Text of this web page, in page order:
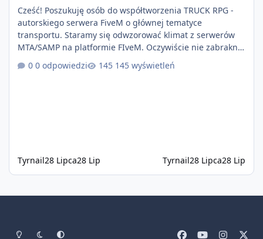
Cześć! Poszukuję osób do współtworzenia TRUCK RPG -
autorskiego serwera FiveM o głównej tematyce
transportu. Staramy się odwzorować klimat z serwerów
MTA/SAMP na platformie FIveM. Oczywiście nie zabraknie
kontentu dla graczy którzy chcą robić coś innego niż
jeździć ciężarówką. Projekt tworzony jest od podstaw z
0 odpowiedzi 145 wyświetleń
Tyrnail28 Lipca28 Lip Tyrnail28 Lipca28 Lip
Tryb jasnyTryb ciemnyPreferencje systemowe